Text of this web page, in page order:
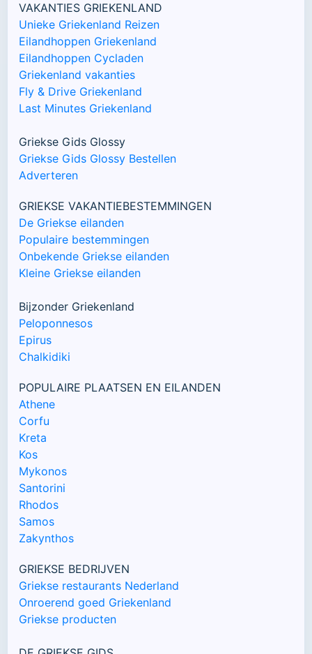
VAKANTIES GRIEKENLAND
Unieke Griekenland Reizen
Eilandhoppen Griekenland
Eilandhoppen Cycladen
Griekenland vakanties
Fly & Drive Griekenland
Last Minutes Griekenland
Griekse Gids Glossy
Griekse Gids Glossy Bestellen
Adverteren
GRIEKSE VAKANTIEBESTEMMINGEN
De Griekse eilanden
Populaire bestemmingen
Onbekende Griekse eilanden
Kleine Griekse eilanden
Bijzonder Griekenland
Peloponnesos
Epirus
Chalkidiki
POPULAIRE PLAATSEN EN EILANDEN
Athene
Corfu
Kreta
Kos
Mykonos
Santorini
Rhodos
Samos
Zakynthos
GRIEKSE BEDRIJVEN
Griekse restaurants Nederland
Onroerend goed Griekenland
Griekse producten